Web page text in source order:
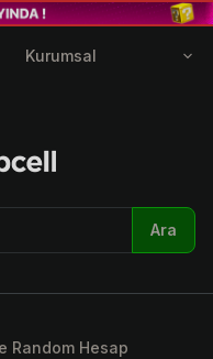
Kurumsal
Ara
Random Hesap